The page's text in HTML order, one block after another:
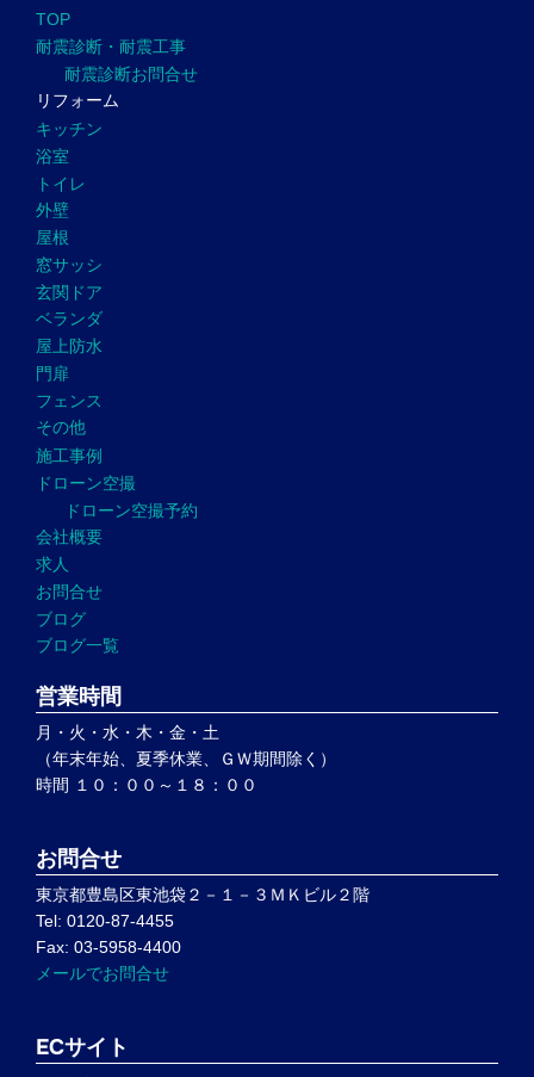
TOP
耐震診断・耐震工事
耐震診断お問合せ
リフォーム
キッチン
浴室
トイレ
外壁
屋根
窓サッシ
玄関ドア
ベランダ
屋上防水
門扉
フェンス
その他
施工事例
ドローン空撮
ドローン空撮予約
会社概要
求人
お問合せ
ブログ
ブログ一覧
営業時間
月・火・水・木・金・土
（年末年始、夏季休業、ＧＷ期間除く）
時間 １０：００～１８：００
お問合せ
東京都豊島区東池袋２－１－３ＭＫビル２階
Tel: 0120-87-4455
Fax: 03-5958-4400
メールでお問合せ
ECサイト